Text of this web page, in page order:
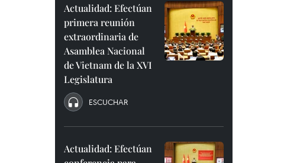
Actualidad: Efectúan
primera reunión
extraordinaria de
Asamblea Nacional
de Vietnam de la XVI
Legislatura
ESCUCHAR
Actualidad: Efectúan